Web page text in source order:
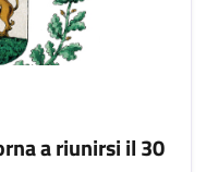
a riunirsi il 30